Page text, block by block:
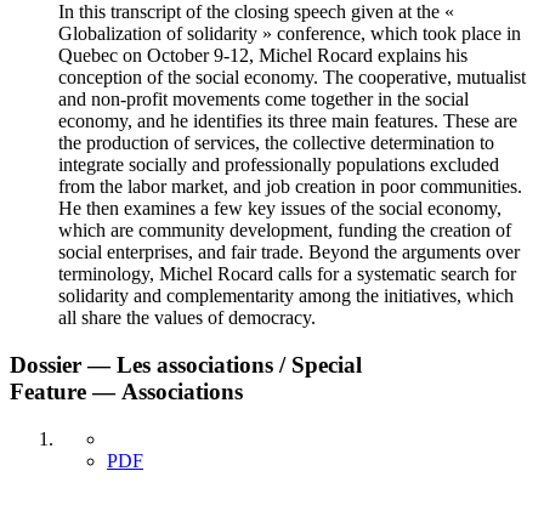
In this transcript of the closing speech given at the «
Globalization of solidarity » conference, which took place in
Quebec on October 9-12, Michel Rocard explains his
conception of the social economy. The cooperative, mutualist
and non-profit movements come together in the social
economy, and he identifies its three main features. These are
the production of services, the collective determination to
integrate socially and professionally populations excluded
from the labor market, and job creation in poor communities.
He then examines a few key issues of the social economy,
which are community development, funding the creation of
social enterprises, and fair trade. Beyond the arguments over
terminology, Michel Rocard calls for a systematic search for
solidarity and complementarity among the initiatives, which
all share the values of democracy.
Dossier — Les associations / Special
Feature — Associations
PDF